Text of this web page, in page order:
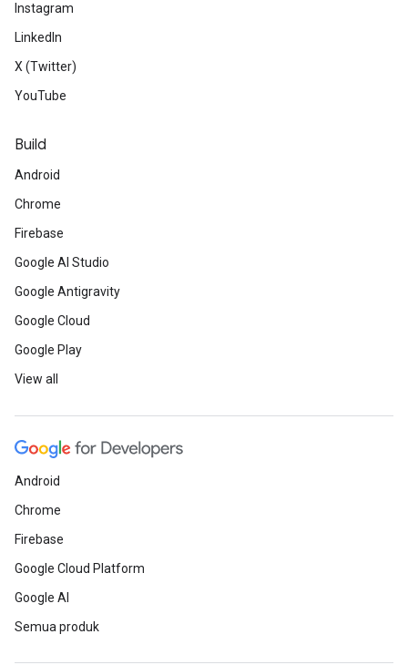
Instagram
LinkedIn
X (Twitter)
YouTube
Build
Android
Chrome
Firebase
Google AI Studio
Google Antigravity
Google Cloud
Google Play
View all
Android
Chrome
Firebase
Google Cloud Platform
Google AI
Semua produk